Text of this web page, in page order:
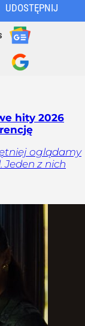
UDOSTĘPNIJ
hity 2026
oglądamy
z nich